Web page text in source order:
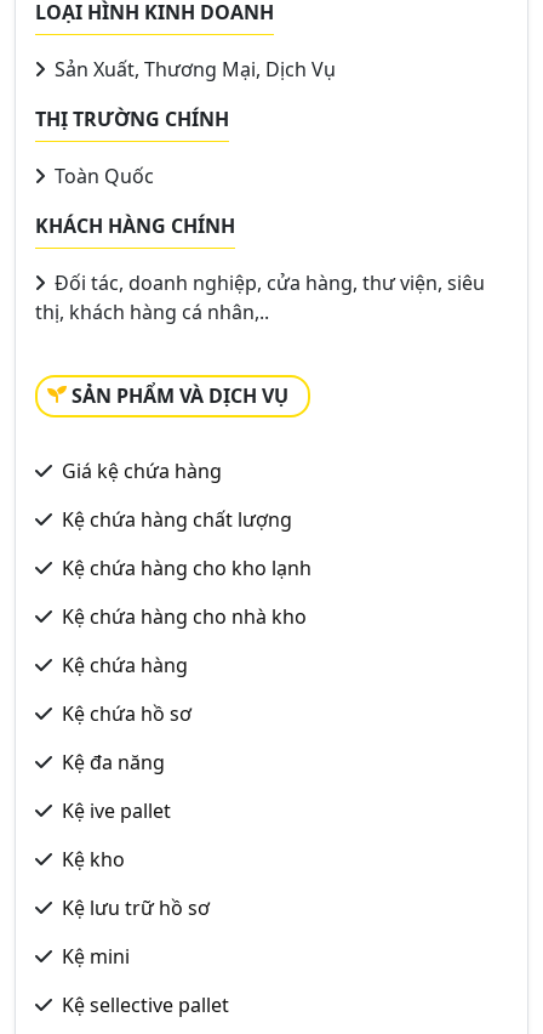
LOẠI HÌNH KINH DOANH
Sản Xuất, Thương Mại, Dịch Vụ
THỊ TRƯỜNG CHÍNH
Toàn Quốc
KHÁCH HÀNG CHÍNH
Đối tác, doanh nghiệp, cửa hàng, thư viện, siêu
thị, khách hàng cá nhân,..
SẢN PHẨM VÀ DỊCH VỤ
Giá kệ chứa hàng
Kệ chứa hàng chất lượng
Kệ chứa hàng cho kho lạnh
Kệ chứa hàng cho nhà kho
Kệ chứa hàng
Kệ chứa hồ sơ
Kệ đa năng
Kệ ive pallet
Kệ kho
Kệ lưu trữ hồ sơ
Kệ mini
Kệ sellective pallet